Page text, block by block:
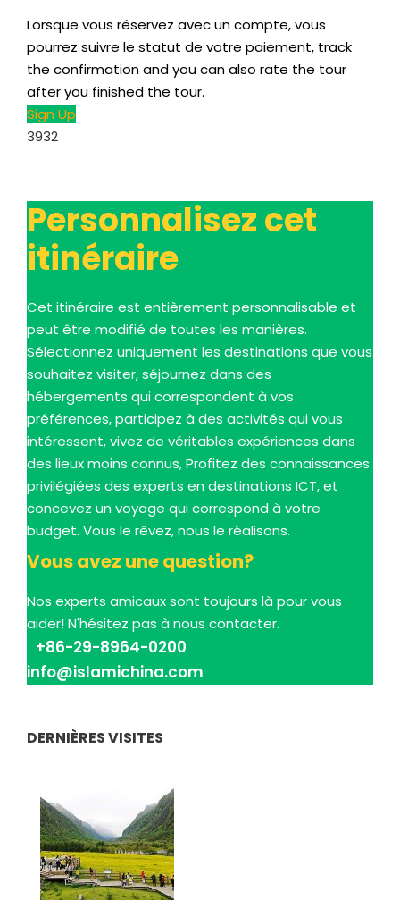
Lorsque vous réservez avec un compte, vous
pourrez suivre le statut de votre paiement, track
the confirmation and you can also rate the tour
after you finished the tour.
Sign Up
3932
Personnalisez cet
itinéraire
Cet itinéraire est entièrement personnalisable et
peut être modifié de toutes les manières.
Sélectionnez uniquement les destinations que vous
souhaitez visiter, séjournez dans des
hébergements qui correspondent à vos
préférences, participez à des activités qui vous
intéressent, vivez de véritables expériences dans
des lieux moins connus, Profitez des connaissances
privilégiées des experts en destinations ICT, et
concevez un voyage qui correspond à votre
budget. Vous le rêvez, nous le réalisons.
Vous avez une question?
Nos experts amicaux sont toujours là pour vous
aider! N'hésitez pas à nous contacter.
+86-29-8964-0200
info@islamichina.com
DERNIÈRES VISITES